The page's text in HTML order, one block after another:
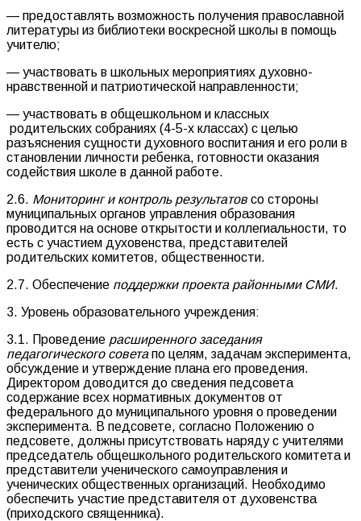
— предоставлять возможность получения православной
литературы из библиотеки воскресной школы в помощь
учителю;
— участвовать в школьных мероприятиях духовно-
нравственной и патриотической направленности;
— участвовать в общешкольном и классных
родительских собраниях (4-5-х классах) с целью
разъяснения сущности духовного воспитания и его роли в
становлении личности ребенка, готовности оказания
содействия школе в данной работе.
2.6. Мониторинг и контроль результатовсо стороны
муниципальных органов управления образования
проводится на основе открытости и коллегиальности, то
есть с участием духовенства, представителей
родительских комитетов, общественности.
2.7. Обеспечение поддержки проекта районными СМИ.
3. Уровень образовательного учреждения:
3.1. Проведение расширенного заседания
педагогического советапо целям, задачам эксперимента,
обсуждение и утверждение плана его проведения.
Директором доводится до сведения педсовета
содержание всех нормативных документов от
федерального до муниципального уровня о проведении
эксперимента. В педсовете, согласно Положению о
педсовете, должны присутствовать наряду с учителями
председатель общешкольного родительского комитета и
представители ученического самоуправления и
ученических общественных организаций. Необходимо
обеспечить участие представителя от духовенства
(приходского священника).